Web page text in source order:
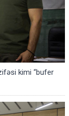
kimi “bufer